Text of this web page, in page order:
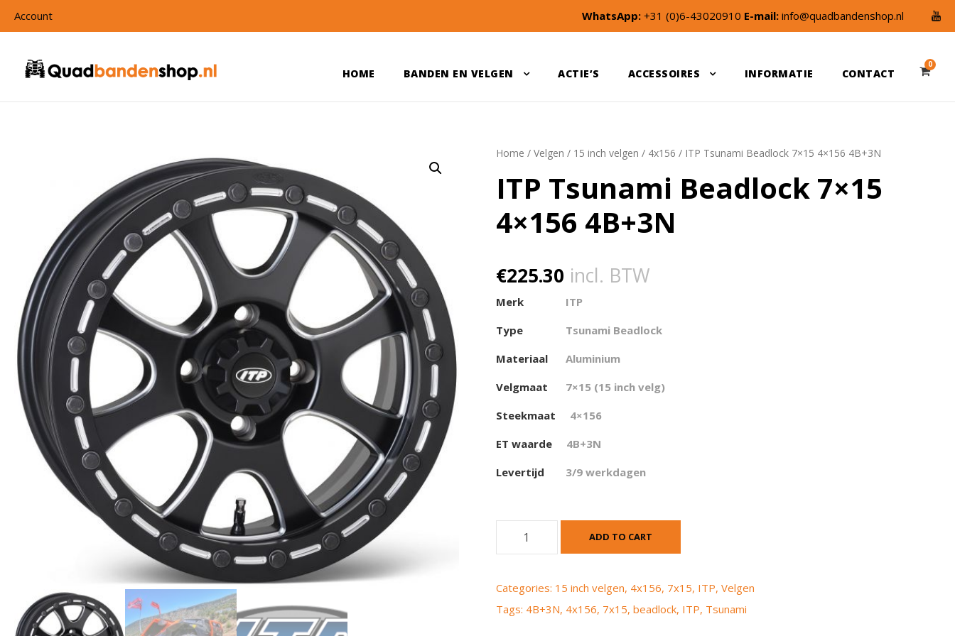
Account WhatsApp: +31 (0)6-43020910 E-mail: info@quadbandenshop.nl
HOME BANDEN EN VELGEN ACTIE’S ACCESSOIRES INFORMATIE CONTACT
0
Home /Velgen / 15 inch velgen / 4x156 / ITP Tsunami Beadlock 7×15 4×156 4B+3N
ITP Tsunami Beadlock 7×15
4×156 4B+3N
€225.30 incl. BTW
Merk
ITP
Type
Tsunami Beadlock
Materiaal
Aluminium
Velgmaat
7×15 (15 inch velg)
Steekmaat
4×156
ET waarde
4B+3N
Levertijd
3/9 werkdagen
T
u
ADD TO CART
Categories: 15 inch velgen, 4x156, 7x15, ITP,Velgen
Tags: 4B+3N, 4x156, 7x15,beadlock, ITP, Tsunami